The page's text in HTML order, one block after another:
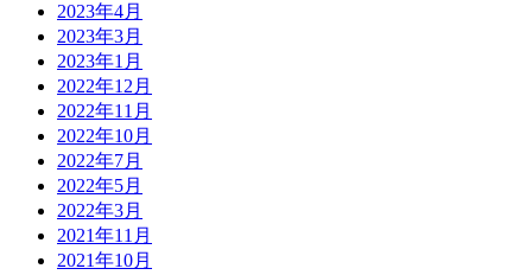
2023年4月
2023年3月
2023年1月
2022年12月
2022年11月
2022年10月
2022年7月
2022年5月
2022年3月
2021年11月
2021年10月